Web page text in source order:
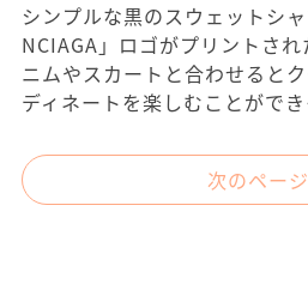
シンプルな黒のスウェットシ
NCIAGA」ロゴがプリントさ
ニムやスカートと合わせると
ディネートを楽しむことができ
次のペー